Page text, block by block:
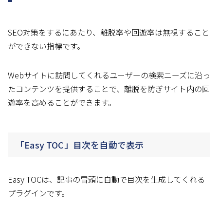
SEO対策をするにあたり、離脱率や回遊率は無視すること
ができない指標です。
Webサイトに訪問してくれるユーザーの検索ニーズに沿っ
たコンテンツを提供することで、離脱を防ぎサイト内の回
遊率を高めることができます。
「Easy TOC」目次を自動で表示
Easy TOCは、記事の冒頭に自動で目次を生成してくれる
プラグインです。